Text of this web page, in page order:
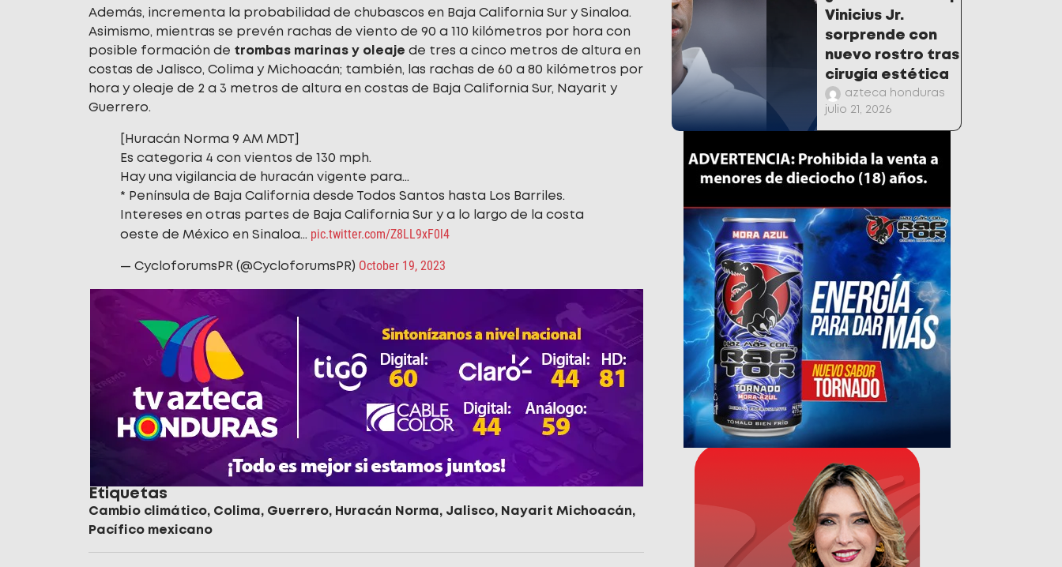
Además, incrementa la probabilidad de chubascos en Baja California Sur y Sinaloa.
Asimismo, mientras se prevén rachas de viento de 90 a 110 kilómetros por hora con
posible formación de trombas marinas y oleaje de tres a cinco metros de altura en
costas de Jalisco, Colima y Michoacán; también, las rachas de 60 a 80 kilómetros por
hora y oleaje de 2 a 3 metros de altura en costas de Baja California Sur, Nayarit y
Guerrero.
[Huracán Norma 9 AM MDT]
Es categoria 4 con vientos de 130 mph.
Hay una vigilancia de huracán vigente para…
* Península de Baja California desde Todos Santos hasta Los Barriles.
Intereses en otras partes de Baja California Sur y a lo largo de la costa
oeste de México en Sinaloa… pic.twitter.com/Z8LL9xF0l4
— CycloforumsPR (@CycloforumsPR) October 19, 2023
Etiquetas
Cambio climático, Colima, Guerrero, Huracán Norma, Jalisco, Nayarit Michoacán,
Pacífico mexicano
Vinicius Jr.
sorprende con
nuevo rostro tras
cirugía estética
azteca honduras
julio 21, 2026